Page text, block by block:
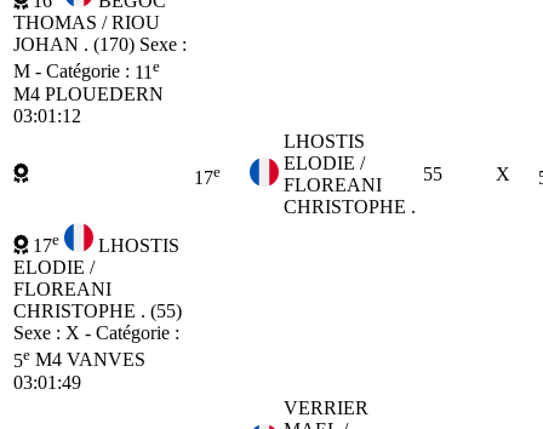
THOMAS / RIOU
JOHAN . (170) Sexe :
M - Catégorie : 11 e
M4 PLOUEDERN
03:01:12
17e
LHOSTIS
ELODIE /
FLOREANI
CHRISTOPHE .
55 X
17e
LHOSTIS
ELODIE /
FLOREANI
CHRISTOPHE . (55)
Sexe : X - Catégorie :
5e M4 VANVES
03:01:49
VERRIER